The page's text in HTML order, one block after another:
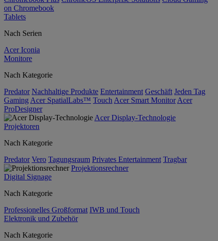
on Chromebook
Tablets
Nach Serien
Acer Iconia
Monitore
Nach Kategorie
Predator Nachhaltige Produkte Entertainment Geschäft Jeden Tag
Gaming Acer SpatialLabs™ Touch Acer Smart Monitor Acer
ProDesigner
Acer Display-Technologie
Projektoren
Nach Kategorie
Predator Vero Tagungsraum Privates Entertainment Tragbar
Projektionsrechner
Digital Signage
Nach Kategorie
Professionelles Großformat IWB und Touch
Elektronik und Zubehör
Nach Kategorie